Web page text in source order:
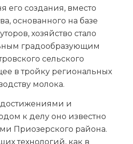
его создания, вместо
основанного на базе
хозяйство стало
градообразующим
сельского
в тройку региональных
молока.
и
к делу оно известно
Приозерского района.
технологий, как в